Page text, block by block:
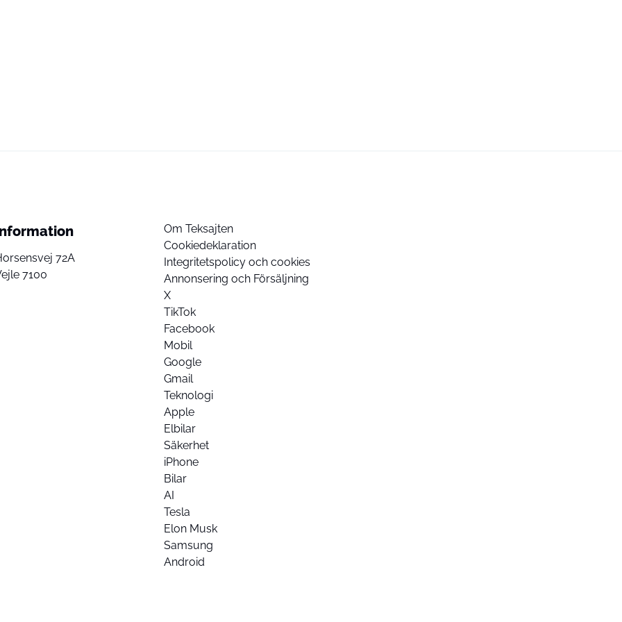
72A
7100
Om Teksajten
Cookiedeklaration
Integritetspolicy och cookies
Annonsering och Försäljning
X
TikTok
Facebook
Mobil
Google
Gmail
Teknologi
Apple
Elbilar
Säkerhet
iPhone
Bilar
AI
Tesla
Elon Musk
Samsung
Android